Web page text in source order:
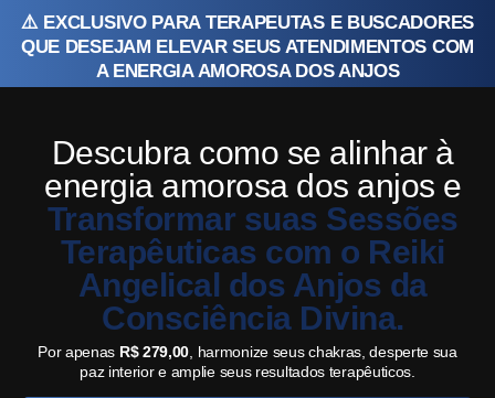
⚠️ EXCLUSIVO PARA TERAPEUTAS E BUSCADORES
QUE DESEJAM ELEVAR SEUS ATENDIMENTOS COM
A ENERGIA AMOROSA DOS ANJOS
Descubra como se alinhar à
energia amorosa dos anjos e
Transformar suas Sessões
Terapêuticas com o Reiki
Angelical dos Anjos da
Consciência Divina.
Por apenas R$ 279,00 , harmonize seus chakras, desperte sua
paz interior e amplie seus resultados terapêuticos.